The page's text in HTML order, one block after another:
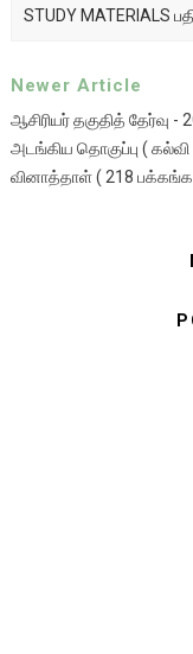
STUDY MATERIALS
Newer Article
ஆசிரியர் தகுதித் தேர்வு
அடங்கிய தொகுப்பு ( கல்வி
வினாத்தாள் ( 218